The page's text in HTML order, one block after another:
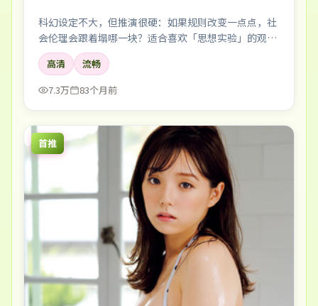
科幻设定不大，但推演很硬：如果规则改变一点点，社
会伦理会跟着塌哪一块？适合喜欢「思想实验」的观
众。
高清
流畅
7.3万
83个月前
首推